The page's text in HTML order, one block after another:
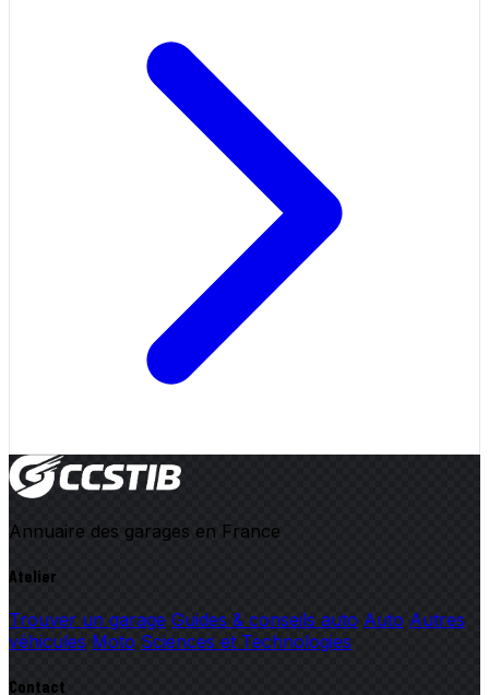
Annuaire des garages en France
Atelier
Trouver un garage Guides & conseils auto Auto Autres
véhicules Moto Sciences et Technologies
Contact